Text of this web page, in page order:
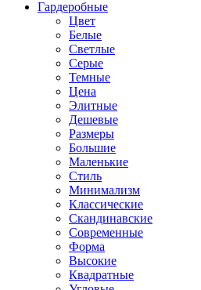
Гардеробные
Цвет
Белые
Светлые
Серые
Темные
Цена
Элитные
Дешевые
Размеры
Большие
Маленькие
Стиль
Минимализм
Классические
Скандинавские
Современные
Форма
Высокие
Квадратные